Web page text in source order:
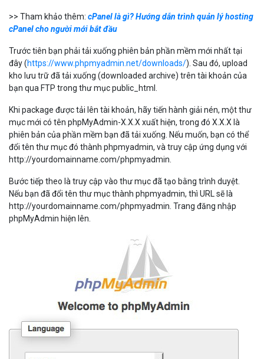
>> Tham khảo thêm: cPanel là gì? Hướng dẫn trình quản lý hosting
cPanel cho người mới bắt đầu
Trước tiên bạn phải tải xuống phiên bản phần mềm mới nhất tại
đây (https://www.phpmyadmin.net/downloads/). Sau đó, upload
kho lưu trữ đã tải xuống (downloaded archive) trên tài khoản của
bạn qua FTP trong thư mục public_html.
Khi package được tải lên tài khoản, hãy tiến hành giải nén, một thư
mục mới có tên phpMyAdmin-X.X.X xuất hiện, trong đó X.X.X là
phiên bản của phần mềm bạn đã tải xuống. Nếu muốn, bạn có thể
đổi tên thư mục đó thành phpmyadmin, và truy cập ứng dụng với
http://yourdomainname.com/phpmyadmin.
Bước tiếp theo là truy cập vào thư mục đã tạo bằng trình duyệt.
Nếu bạn đã đổi tên thư mục thành phpmyadmin, thì URL sẽ là
http://yourdomainname.com/phpmyadmin. Trang đăng nhập
phpMyAdmin hiện lên.